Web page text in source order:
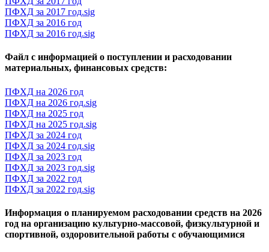
ПФХД за 2017 год.sig
ПФХД за 2016 год
ПФХД за 2016 год.sig
Файл с информацией о поступлении и расходовании
материальных, финансовых средств:
ПФХД на 2026 год
ПФХД на 2026 год.sig
ПФХД на 2025 год
ПФХД на 2025 год.sig
ПФХД за 2024 год
ПФХД за 2024 год.sig
ПФХД за 2023 год
ПФХД за 2023 год.sig
ПФХД за 2022 год
ПФХД за 2022 год.sig
Информация о планируемом расходовании средств на 2026
год на организацию культурно-массовой, физкультурной и
спортивной, оздоровительной работы с обучающимися